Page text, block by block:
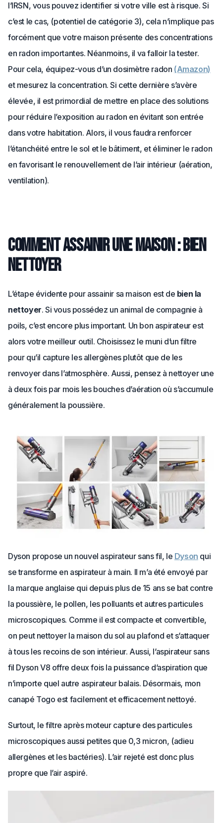
l’IRSN, vous pouvez identifier si votre ville est à risque. Si
c’est le cas, (potentiel de catégorie 3), cela n’implique pas
forcément que votre maison présente des concentrations
en radon importantes. Néanmoins, il va falloir la tester.
Pour cela, équipez-vous d’un dosimètre radon (Amazon)
et mesurez la concentration. Si cette dernière s’avère
élevée, il est primordial de mettre en place des solutions
pour réduire l’exposition au radon en évitant son entrée
dans votre habitation. Alors, il vous faudra renforcer
l’étanchéité entre le sol et le bâtiment, et éliminer le radon
en favorisant le renouvellement de l’air intérieur (aération,
ventilation).
Comment assainir une maison : bien
nettoyer
L’étape évidente pour assainir sa maison est de bien la
nettoyer. Si vous possédez un animal de compagnie à
poils, c’est encore plus important. Un bon aspirateur est
alors votre meilleur outil. Choisissez le muni d’un filtre
pour qu’il capture les allergènes plutôt que de les
renvoyer dans l’atmosphère. Aussi, pensez à nettoyer une
à deux fois par mois les bouches d’aération où s’accumule
généralement la poussière.
Dyson propose un nouvel aspirateur sans fil, le Dyson qui
se transforme en aspirateur à main. Il m’a été envoyé par
la marque anglaise qui depuis plus de 15 ans se bat contre
la poussière, le pollen, les polluants et autres particules
microscopiques. Comme il est compacte et convertible,
on peut nettoyer la maison du sol au plafond et s’attaquer
à tous les recoins de son intérieur. Aussi, l’aspirateur sans
fil Dyson V8 offre deux fois la puissance d’aspiration que
n’importe quel autre aspirateur balais. Désormais, mon
canapé Togo est facilement et efficacement nettoyé.
Surtout, le filtre après moteur capture des particules
microscopiques aussi petites que 0,3 micron, (adieu
allergènes et les bactéries). L’air rejeté est donc plus
propre que l’air aspiré.